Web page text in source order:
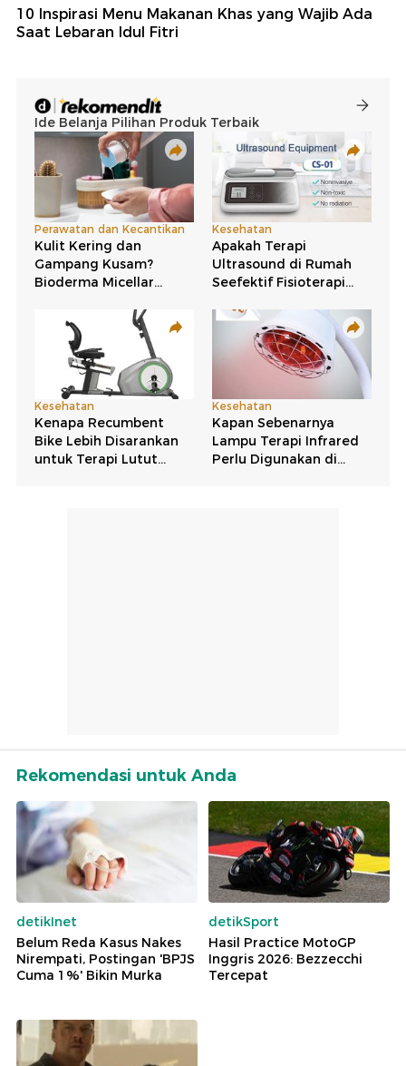
10 Inspirasi Menu Makanan Khas yang Wajib Ada
Saat Lebaran Idul Fitri
Rekomendasi untuk Anda
detikInet
Belum Reda Kasus Nakes
Nirempati, Postingan 'BPJS
Cuma 1%' Bikin Murka
detikSport
Hasil Practice MotoGP
Inggris 2026: Bezzecchi
Tercepat